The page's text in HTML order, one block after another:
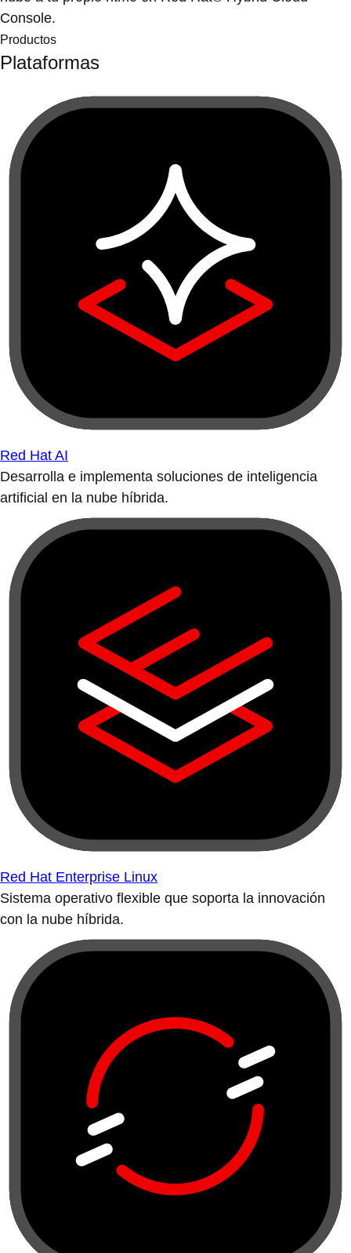
Console.
Productos
Plataformas
Red Hat AI
Desarrolla e implementa soluciones de inteligencia
artificial en la nube híbrida.
Red Hat Enterprise Linux
Sistema operativo flexible que soporta la innovación
con la nube híbrida.